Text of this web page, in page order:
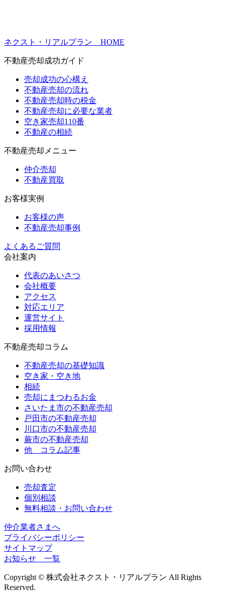
ネクスト・リアルプラン HOME
不動産売却成功ガイド
売却成功の心構え
不動産売却の流れ
不動産売却時の税金
不動産売却に必要な業者
空き家売却110番
不動産の相続
不動産売却メニュー
仲介売却
不動産買取
お客様実例
お客様の声
不動産売却事例
よくあるご質問
会社案内
代表のあいさつ
会社概要
アクセス
対応エリア
運営サイト
採用情報
不動産売却コラム
不動産売却の基礎知識
空き家・空き地
相続
売却にまつわるお金
さいたま市の不動産売却
戸田市の不動産売却
川口市の不動産売却
蕨市の不動産売却
他 コラム記事
お問い合わせ
売却査定
個別相談
無料相談・お問い合わせ
仲介業者さまへ
プライバシーポリシー
サイトマップ
お知らせ 一覧
Copyright © 株式会社ネクスト・リアルプラン All Rights
Reserved.